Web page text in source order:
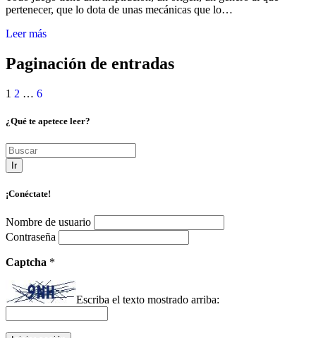
pertenecer, que lo dota de unas mecánicas que lo…
Leer más
Paginación de entradas
1 2 … 6
¿Qué te apetece leer?
Ir
¡Conéctate!
Nombre de usuario
Contraseña
Captcha *
Escriba el texto mostrado arriba: